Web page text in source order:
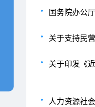
国务院办公
关于支持民
关于印发《
人力资源社